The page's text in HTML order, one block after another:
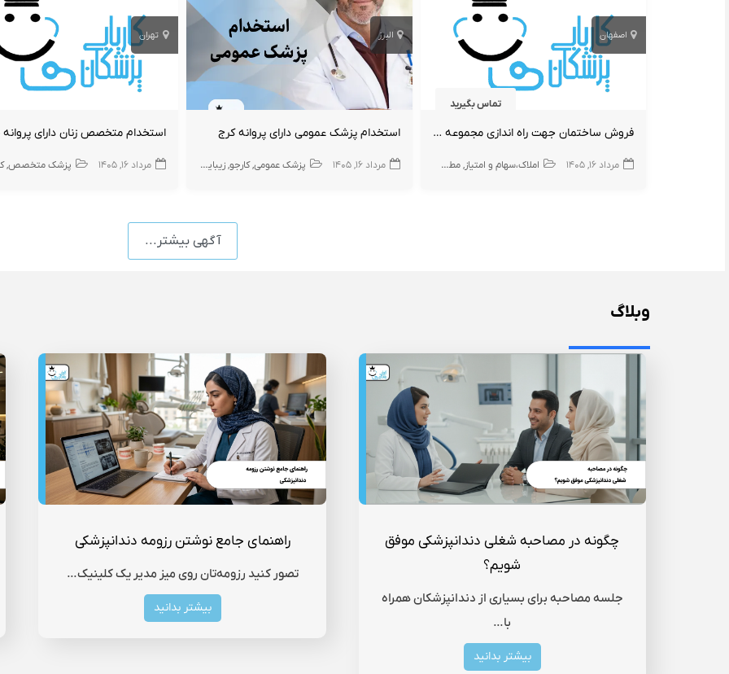
اصفهان
تماس بگیرید
فروش ساختمان جهت راه اندازی مجموعه درمانی
مرداد ۱۶, ۱۴۰۵ املاک،سهام و امتیاز مطب موافقت اصولی
البرز
استخدام پزشک عمومی دارای پروانه کرج
مرداد ۱۶, ۱۴۰۵ پزشک عمومی کارجو زیبایی
تهران
استخدام متخصص زنان دارای
مرداد ۱۶, ۱۴۰۵ پزشک متخصص
آگهی بیشتر...
وبلاگ
چگونه در مصاحبه شغلی دندانپزشکی موفق
شویم؟
جلسه مصاحبه برای بسیاری از دندانپزشکان همراه
با…
بیشتر بدانید
راهنمای جامع نوشتن رزومه دندانپزشکی
تصور کنید رزومه‌تان روی میز مدیر یک کلینیک…
بیشتر بدانید